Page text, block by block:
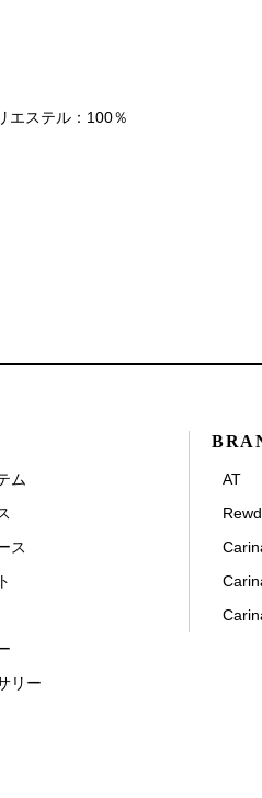
ステル：100％
ム
ス
リー
AT